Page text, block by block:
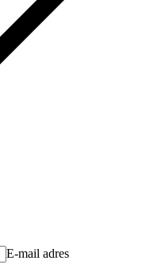
E-mail adres